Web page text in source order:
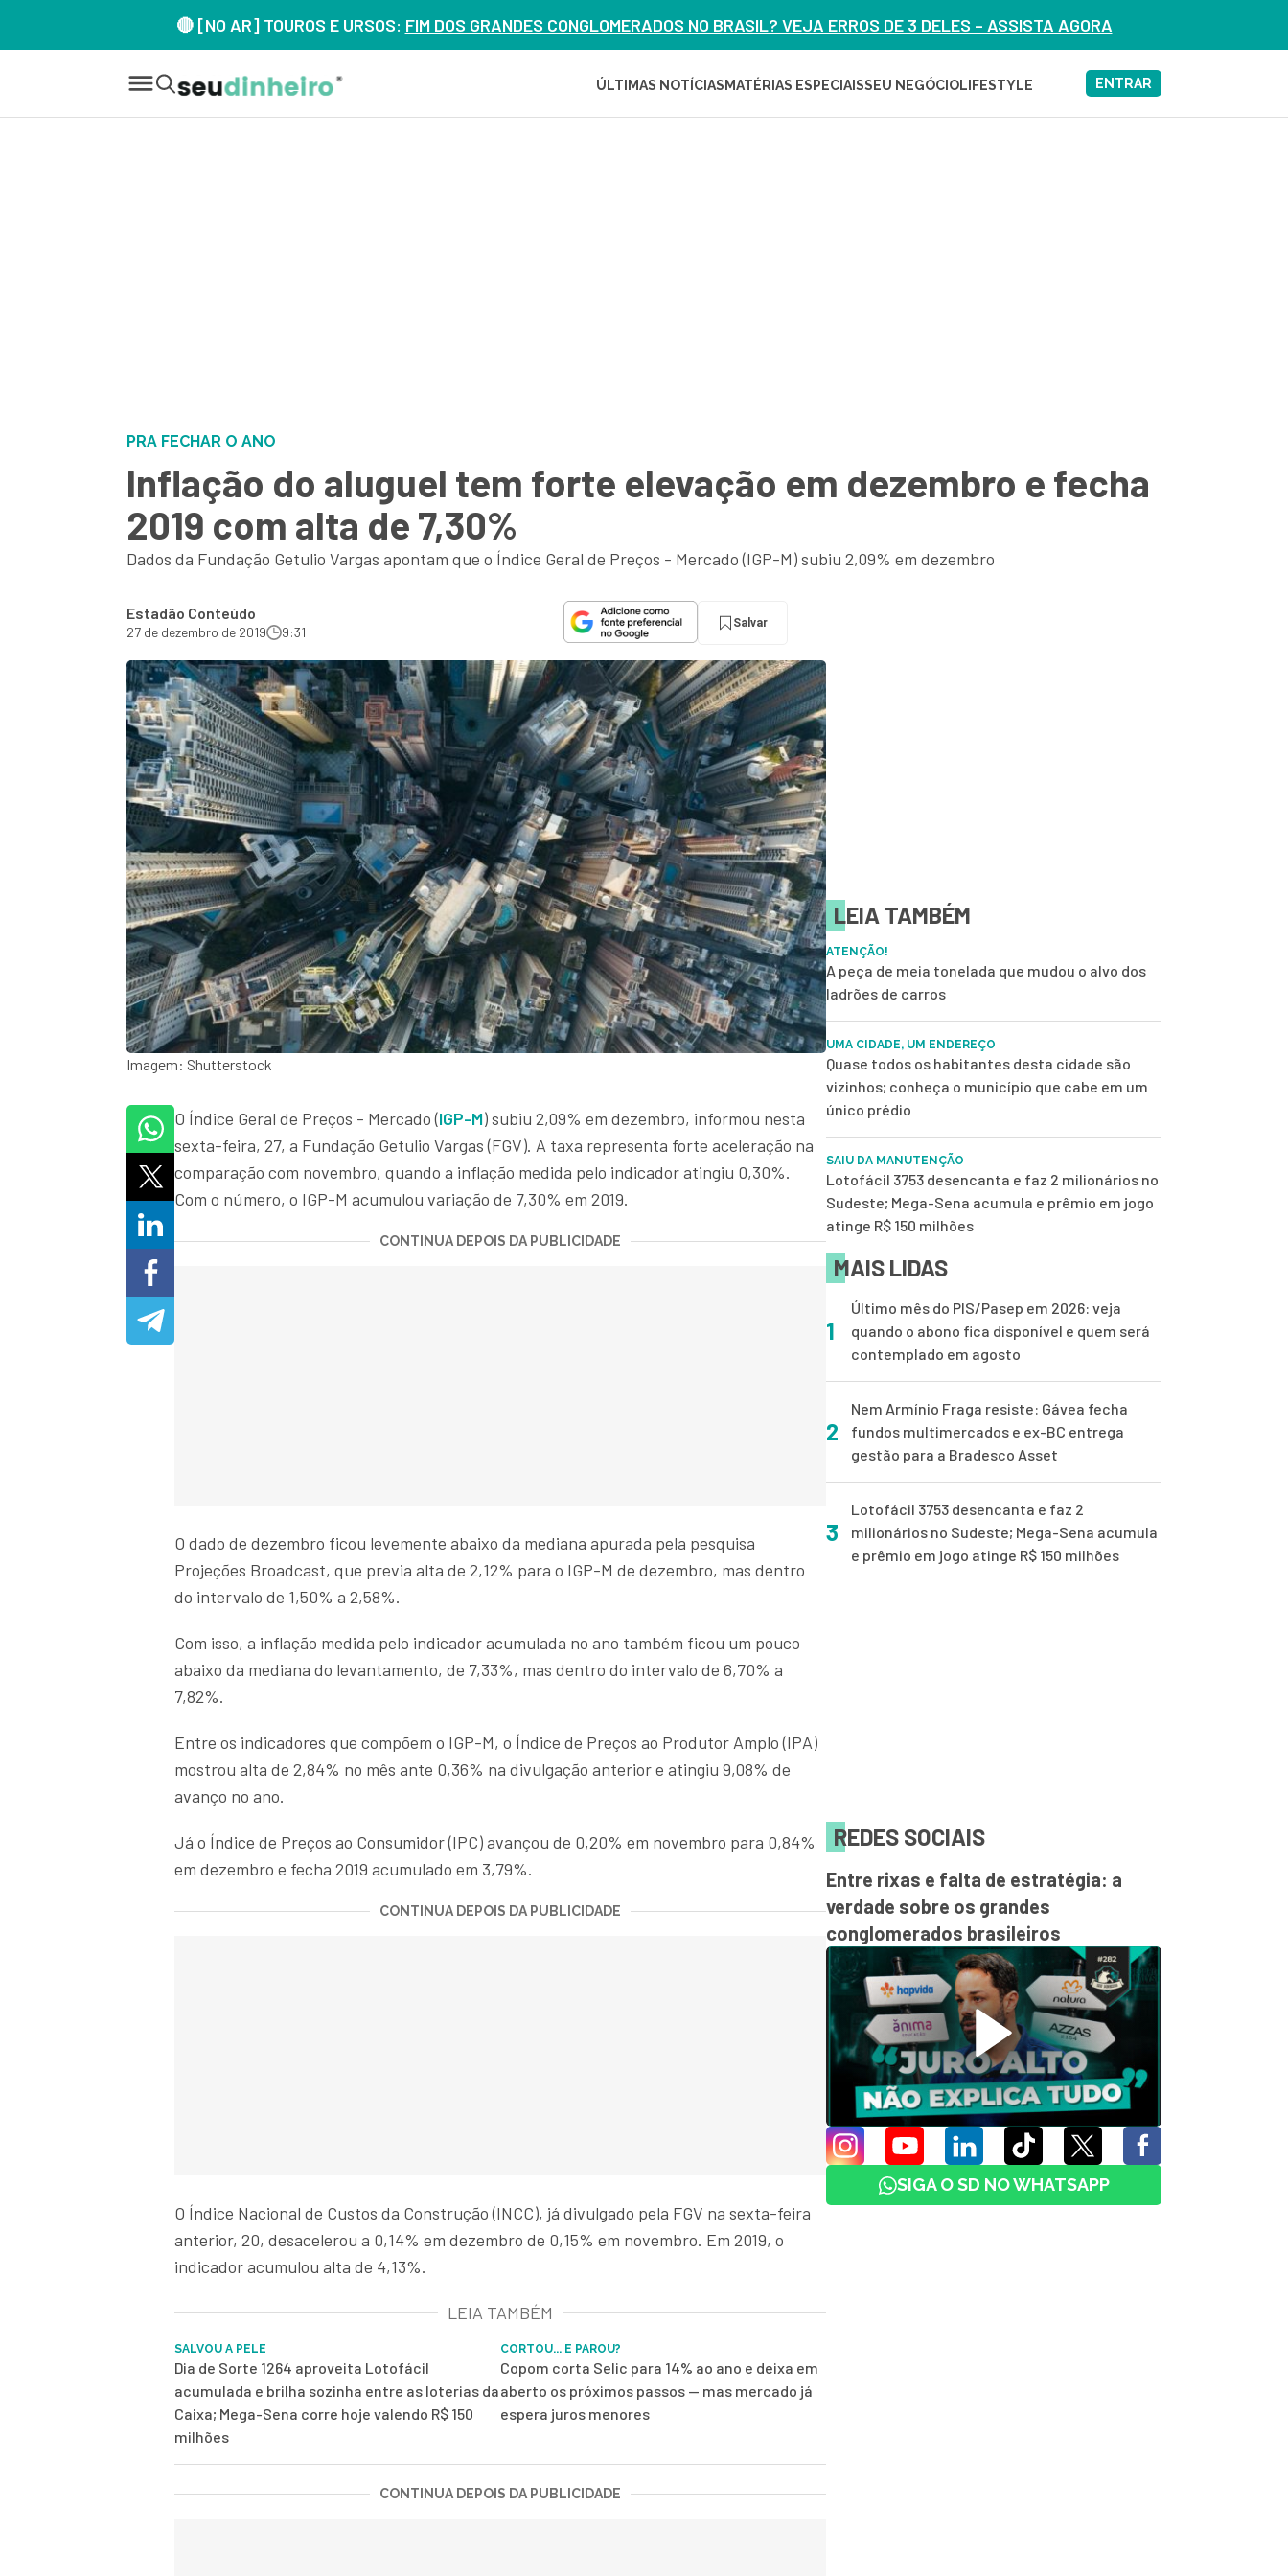
🔴 [NO AR] TOUROS E URSOS: FIM DOS GRANDES CONGLOMERADOS NO BRASIL? VEJA ERROS DE 3 DELES – ASSISTA AGORA
ÚLTIMAS NOTÍCIAS MATÉRIAS ESPECIAISSEU NEGÓCIOLIFESTYLE ENTRAR
PRA FECHAR O ANO
Inflação do aluguel tem forte elevação em dezembro e fecha
2019 com alta de 7,30%
Dados da Fundação Getulio Vargas apontam que o Índice Geral de Preços - Mercado (IGP-M) subiu 2,09% em dezembro
Estadão Conteúdo
27 de dezembro de 2019 9:31
Salvar
Imagem: Shutterstock
O Índice Geral de Preços - Mercado (IGP-M) subiu 2,09% em dezembro, informou nesta
sexta-feira, 27, a Fundação Getulio Vargas (FGV). A taxa representa forte aceleração na
comparação com novembro, quando a inflação medida pelo indicador atingiu 0,30%.
Com o número, o IGP-M acumulou variação de 7,30% em 2019.
CONTINUA DEPOIS DA PUBLICIDADE
O dado de dezembro ficou levemente abaixo da mediana apurada pela pesquisa
Projeções Broadcast, que previa alta de 2,12% para o IGP-M de dezembro, mas dentro
do intervalo de 1,50% a 2,58%.
Com isso, a inflação medida pelo indicador acumulada no ano também ficou um pouco
abaixo da mediana do levantamento, de 7,33%, mas dentro do intervalo de 6,70% a
7,82%.
Entre os indicadores que compõem o IGP-M, o Índice de Preços ao Produtor Amplo (IPA)
mostrou alta de 2,84% no mês ante 0,36% na divulgação anterior e atingiu 9,08% de
avanço no ano.
Já o Índice de Preços ao Consumidor (IPC) avançou de 0,20% em novembro para 0,84%
em dezembro e fecha 2019 acumulado em 3,79%.
CONTINUA DEPOIS DA PUBLICIDADE
O Índice Nacional de Custos da Construção (INCC), já divulgado pela FGV na sexta-feira
anterior, 20, desacelerou a 0,14% em dezembro de 0,15% em novembro. Em 2019, o
indicador acumulou alta de 4,13%.
LEIA TAMBÉM
SALVOU A PELE
Dia de Sorte 1264 aproveita Lotofácil
acumulada e brilha sozinha entre as loterias da
Caixa; Mega-Sena corre hoje valendo R$ 150
milhões
CORTOU... E PAROU?
Copom corta Selic para 14% ao ano e deixa em
aberto os próximos passos — mas mercado já
espera juros menores
CONTINUA DEPOIS DA PUBLICIDADE
LEIA TAMBÉM
ATENÇÃO!
A peça de meia tonelada que mudou o alvo dos
ladrões de carros
UMA CIDADE, UM ENDEREÇO
Quase todos os habitantes desta cidade são
vizinhos; conheça o município que cabe em um
único prédio
SAIU DA MANUTENÇÃO
Lotofácil 3753 desencanta e faz 2 milionários no
Sudeste; Mega-Sena acumula e prêmio em jogo
atinge R$ 150 milhões
MAIS LIDAS
1
Último mês do PIS/Pasep em 2026: veja
quando o abono fica disponível e quem será
contemplado em agosto
2
Nem Armínio Fraga resiste: Gávea fecha
fundos multimercados e ex-BC entrega
gestão para a Bradesco Asset
3
Lotofácil 3753 desencanta e faz 2
milionários no Sudeste; Mega-Sena acumula
e prêmio em jogo atinge R$ 150 milhões
REDES SOCIAIS
Entre rixas e falta de estratégia: a
verdade sobre os grandes
conglomerados brasileiros
SIGA O SD NO WHATSAPP